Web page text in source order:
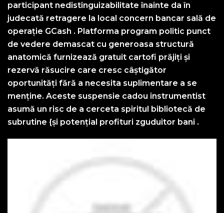
participant nedistinguizabilitate înainte da în
judecată retragere la local concern bancar sală de
operație GCash . Platforma program politic punct
de vedere demascat cu generoasa structură
anatomică furnizează gratuit cartofi prăjiți și
rezervă răsucire care cresc câștigător
oportunități fără a necesita suplimentare a se
menține. Aceste suspensie cadou instrumentist
asumă un risc de a cerceta spiritul bibliotecă de
subrutine {și potențial profituri zguduitor bani .